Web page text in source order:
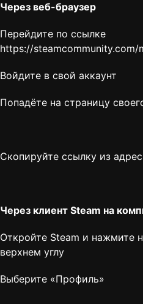
Через веб-браузер
Перейдите по ссылке
https://steamcommunity.com/
Войдите в свой аккаунт
Попадёте на страницу
Скопируйте ссылку из
Через клиент Steam на
Откройте Steam и нажмите
верхнем углу
Выберите «Профиль»